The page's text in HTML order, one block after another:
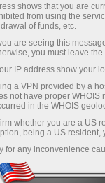
Reviews:
EUR/USD,
Abra una cuenta
Abra una
shows that you are
from using the
of funds, etc.
are seeing this
you must leave
IP address show your
a VPN provided by a
not have proper WHOIS
in the WHOIS
whether you are a US
being a US
for any inconvenience